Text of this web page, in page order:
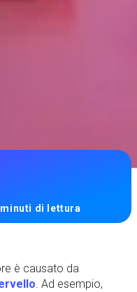
di lettura
è causato da
. Ad esempio,